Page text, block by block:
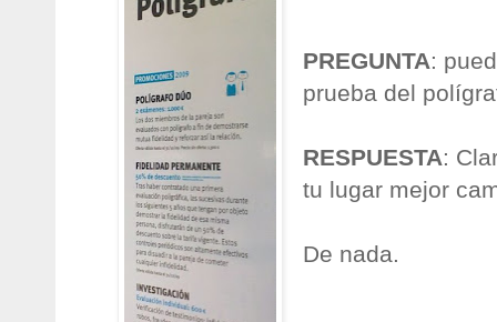
PREGUNTA:
prueba del
RESPUESTA:
tu lugar mejor
De nada.